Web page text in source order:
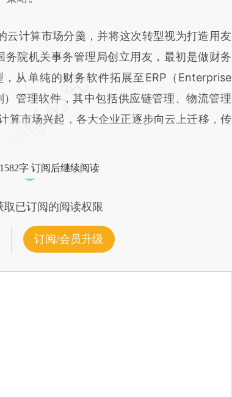
计算市场分羹，并将这次转型视为打造用友
院机关事务管理局创立用友，最初是做财务
从单纯的财务软件拓展至ERP（Enterprise
管理软件，其中包括供应链管理、物流管理
算市场兴起，各大企业正逐步向云上迁移，传
字 订阅后继续阅读
已订阅的阅读权限
订阅/会员升级